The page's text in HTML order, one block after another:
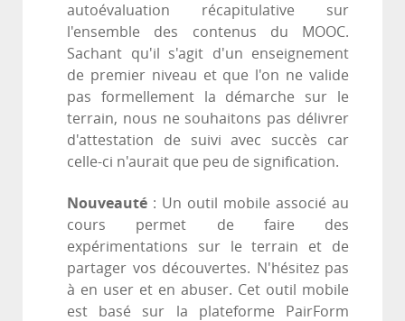
autoévaluation récapitulative sur
l'ensemble des contenus du MOOC.
Sachant qu'il s'agit d'un enseignement
de premier niveau et que l'on ne valide
pas formellement la démarche sur le
terrain, nous ne souhaitons pas délivrer
d'attestation de suivi avec succès car
celle-ci n'aurait que peu de signification.
Nouveauté : Un outil mobile associé au
cours permet de faire des
expérimentations sur le terrain et de
partager vos découvertes. N'hésitez pas
à en user et en abuser. Cet outil mobile
est basé sur la plateforme PairForm